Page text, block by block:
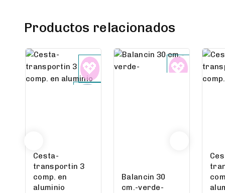
Productos relacionados
Cesta-
transportin 3
comp. en
aluminio
Balancin 30
cm.-verde-